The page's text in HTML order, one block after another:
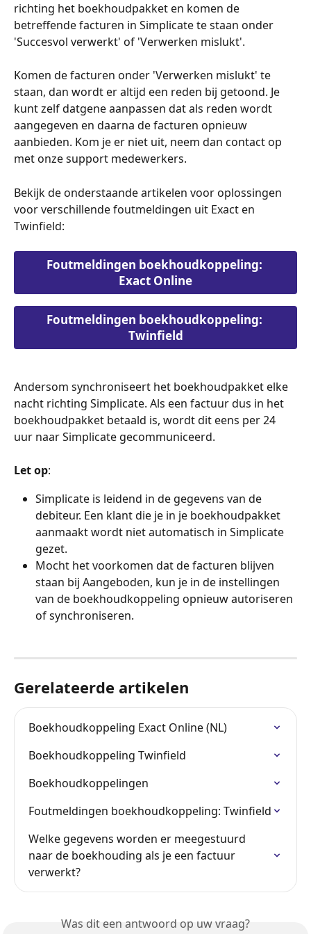
richting het boekhoudpakket en komen de
betreffende facturen in Simplicate te staan onder
'Succesvol verwerkt' of 'Verwerken mislukt'.
Komen de facturen onder 'Verwerken mislukt' te
staan, dan wordt er altijd een reden bij getoond. Je
kunt zelf datgene aanpassen dat als reden wordt
aangegeven en daarna de facturen opnieuw
aanbieden. Kom je er niet uit, neem dan contact op
met onze support medewerkers.
Bekijk de onderstaande artikelen voor oplossingen
voor verschillende foutmeldingen uit Exact en
Twinfield:
Foutmeldingen boekhoudkoppeling:
Exact Online
Foutmeldingen boekhoudkoppeling:
Twinfield
Andersom synchroniseert het boekhoudpakket elke
nacht richting Simplicate. Als een factuur dus in het
boekhoudpakket betaald is, wordt dit eens per 24
uur naar Simplicate gecommuniceerd.
Let op:
Simplicate is leidend in de gegevens van de
debiteur. Een klant die je in je boekhoudpakket
aanmaakt wordt niet automatisch in Simplicate
gezet.
Mocht het voorkomen dat de facturen blijven
staan bij Aangeboden, kun je in de instellingen
van de boekhoudkoppeling opnieuw autoriseren
of synchroniseren.
Gerelateerde artikelen
Boekhoudkoppeling Exact Online (NL)
Boekhoudkoppeling Twinfield
Boekhoudkoppelingen
Foutmeldingen boekhoudkoppeling: Twinfield
Welke gegevens worden er meegestuurd
naar de boekhouding als je een factuur
verwerkt?
Was dit een antwoord op uw vraag?